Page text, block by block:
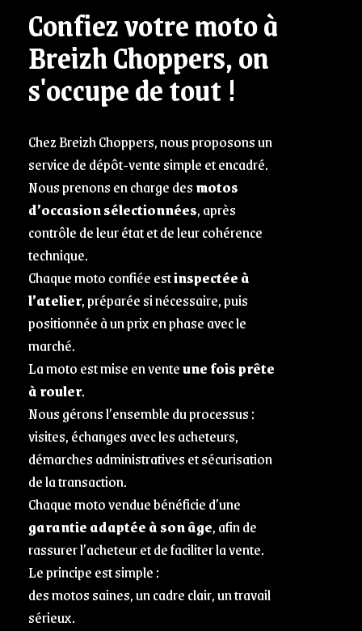
Confiez votre moto à
Breizh Choppers, on
s'occupe de tout !
Chez Breizh Choppers, nous proposons un
service de dépôt-vente simple et encadré.
Nous prenons en charge desmotos
d’occasion sélectionnées, après
contrôle de leur état et de leur cohérence
technique.
Chaque moto confiée estinspectée à
l’atelier, préparée si nécessaire, puis
positionnée à un prix en phase avec le
marché.
La moto est mise en venteune fois prête
à rouler.
Nous gérons l’ensemble du processus :
visites, échanges avec les acheteurs,
démarches administratives et sécurisation
de la transaction.
Chaque moto vendue bénéficie d’une
garantie adaptée à son âge, afin de
rassurer l’acheteur et de faciliter la vente.
Le principe est simple :
des motos saines, un cadre clair, un travail
sérieux.